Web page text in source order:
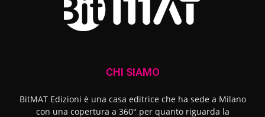
CHI SIAMO
BitMAT Edizioni è una casa editrice che ha sede a Milano
con una copertura a 360° per quanto riguarda la